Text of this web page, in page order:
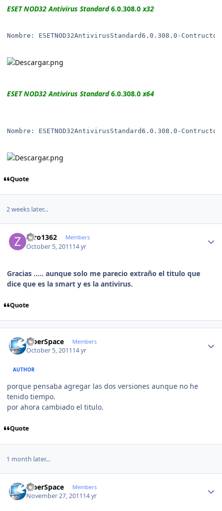
ESET NOD32 Antivirus Standard6.0.308.0x32
Nombre: ESETNOD32AntivirusStandard6.0.308.0-
ESET NOD32 Antivirus Standard6.0.308.0x64
Nombre: ESETNOD32AntivirusStandard6.0.308.0-
Quote
2 weeks later...
zero1362 Members
October 5, 201114 yr
Gracias ..... aunque solo me parecio extraño el titulo que
dice que es la smart y es la antivirus.
Quote
CiberSpace Members
October 5, 201114 yr
AUTHOR
porque pensaba agregar las dos versiones aunque no he
tenido tiempo.
por ahora cambiado el titulo.
Quote
1 month later...
CiberSpace Members
November 27, 201114 yr